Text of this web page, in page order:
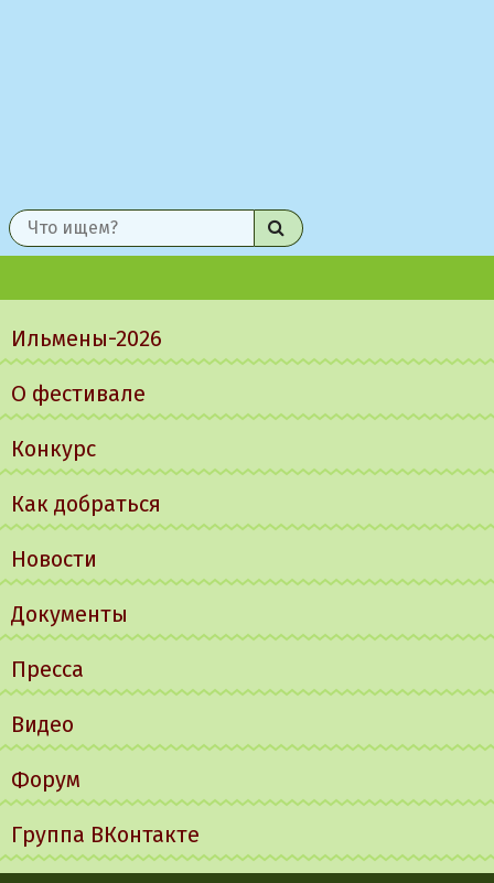
Найти
меню
Ильмены-2026
О фестивале
Конкурс
Как добраться
Новости
Документы
Пресса
Видео
Форум
Группа ВКонтакте